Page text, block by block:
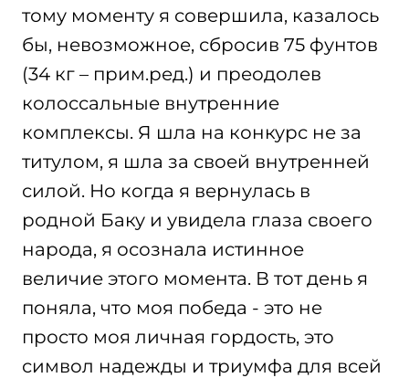
тому моменту я совершила, казалось
бы, невозможное, сбросив 75 фунтов
(34 кг – прим.ред.) и преодолев
колоссальные внутренние
комплексы. Я шла на конкурс не за
титулом, я шла за своей внутренней
силой. Но когда я вернулась в
родной Баку и увидела глаза своего
народа, я осознала истинное
величие этого момента. В тот день я
поняла, что моя победа - это не
просто моя личная гордость, это
символ надежды и триумфа для всей